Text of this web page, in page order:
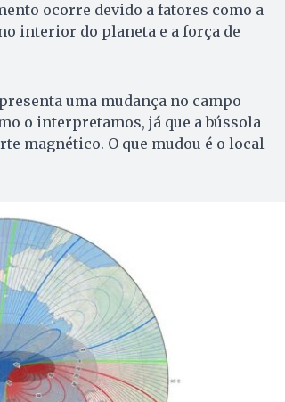
ocorre devido a fatores como a
interior do planeta e a força de
uma mudança no campo
o interpretamos, já que a bússola
magnético. O que mudou é o local